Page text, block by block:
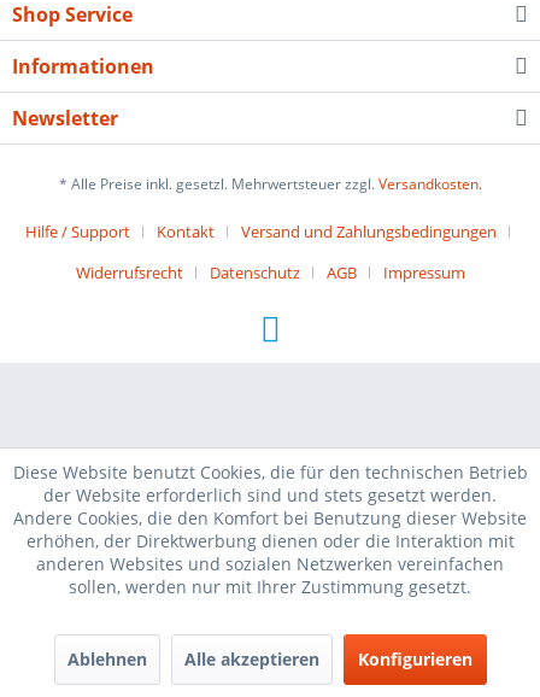
Shop Service
Informationen
Newsletter
* Alle Preise inkl. gesetzl. Mehrwertsteuer zzgl.Versandkosten.
Hilfe / Support Kontakt
Versand und Zahlungsbedingungen
Widerrufsrecht
Datenschutz AGB Impressum
Diese Website benutzt Cookies, die für den technischen Betrieb
der Website erforderlich sind und stets gesetzt werden.
Andere Cookies, die den Komfort bei Benutzung dieser Website
erhöhen, der Direktwerbung dienen oder die Interaktion mit
anderen Websites und sozialen Netzwerken vereinfachen
sollen, werden nur mit Ihrer Zustimmung gesetzt.
Ablehnen Alle akzeptieren Konfigurieren